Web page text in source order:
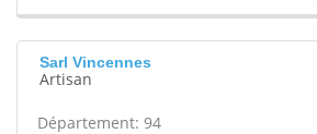
Sarl Vincennes
Artisan
Département: 94